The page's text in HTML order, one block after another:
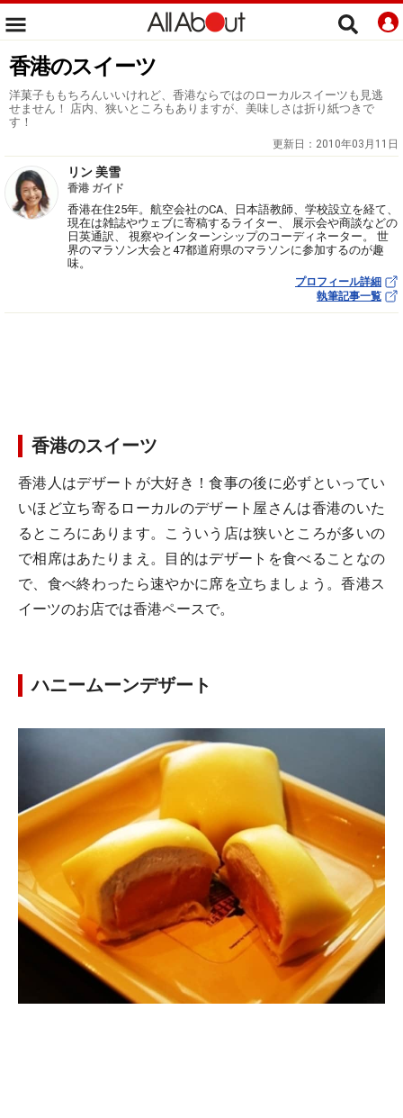
香港のスイーツ
洋菓子ももちろんいいけれど、香港ならではのローカルスイーツも見逃
せません！ 店内、狭いところもありますが、美味しさは折り紙つきで
す！
更新日： 2010年03月11日
リン 美雪
香港 ガイド
香港在住25年。航空会社のCA、日本語教師、学校設立を経て、
現在は雑誌やウェブに寄稿するライター、 展示会や商談などの
日英通訳、 視察やインターンシップのコーディネーター。 世
界のマラソン大会と47都道府県のマラソンに参加するのが趣
味。
プロフィール詳細
執筆記事一覧
香港のスイーツ
香港人はデザートが大好き！食事の後に必ずといってい
いほど立ち寄るローカルのデザート屋さんは香港のいた
るところにあります。こういう店は狭いところが多いの
で相席はあたりまえ。目的はデザートを食べることなの
で、食べ終わったら速やかに席を立ちましょう。香港ス
イーツのお店では香港ペースで。
ハニームーンデザート